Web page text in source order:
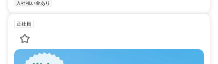
入社祝い金あり
正社員